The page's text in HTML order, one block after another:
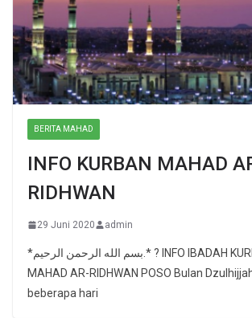
BERITA MAHAD
INFO KURBAN MAHAD
RIDHWAN
29 Juni 2020 admin
*بسم الله الرحمن الرحيم.* ? INFO IBADAH KURBAN 1441 H
MAHAD AR-RIDHWAN POSO Bulan
beberapa hari